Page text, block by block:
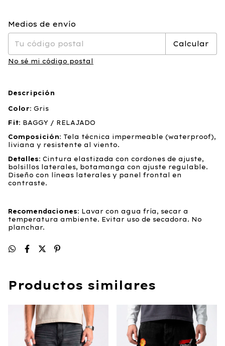
Entregas para el CP:
Medios de envío
Calcular
No sé mi código postal
Descripción
Color: Gris
Fit: BAGGY / RELAJADO
Composición: Tela técnica impermeable (waterproof),
liviana y resistente al viento.
Detalles: Cintura elastizada con cordones de ajuste,
bolsillos laterales, botamanga con ajuste regulable.
Diseño con líneas laterales y panel frontal en
contraste.
Recomendaciones: Lavar con agua fría, secar a
temperatura ambiente. Evitar uso de secadora. No
planchar.
Productos similares